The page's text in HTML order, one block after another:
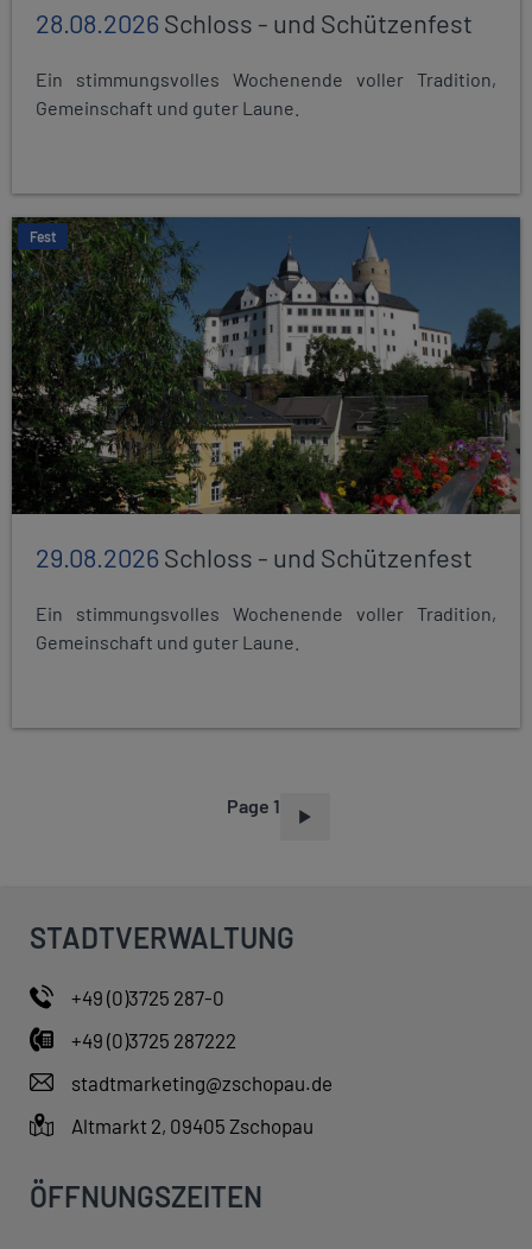
28.08.2026Schloss - und Schützenfest
Ein stimmungsvolles Wochenende voller Tradition,
Gemeinschaft und guter Laune.
Fest
29.08.2026Schloss - und Schützenfest
Ein stimmungsvolles Wochenende voller Tradition,
Gemeinschaft und guter Laune.
Page 1
STADTVERWALTUNG
+49 (0)3725 287-0
+49 (0)3725 287222
stadtmarketing@zschopau.de
Altmarkt 2, 09405 Zschopau
ÖFFNUNGSZEITEN